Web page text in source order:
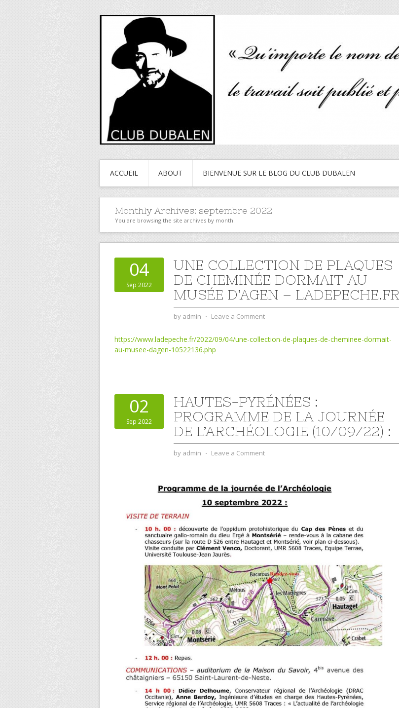
ACCUEIL ABOUT BIENVENUE SUR LE BLOG DU CLUB DUBALEN
Monthly Archives: septembre 2022
You are browsing the site archives by month.
04
Sep 2022
UNE COLLECTION DE PLAQUES
DE CHEMINÉE DORMAIT AU
MUSÉE D’AGEN – LADEPECHE.FR
by admin ⋅ Leave a Comment
https://www.ladepeche.fr/2022/09/04/une-collection-de-plaques-de-cheminee-dormait-
au-musee-dagen-10522136.php
02
Sep 2022
HAUTES-PYRÉNÉES :
PROGRAMME DE LA JOURNÉE
DE L’ARCHÉOLOGIE (10/09/22) :
by admin ⋅ Leave a Comment